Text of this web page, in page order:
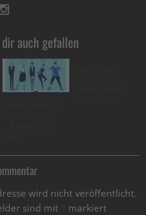
auch gefallen
wird nicht veröffentlicht.
sind mit * markiert